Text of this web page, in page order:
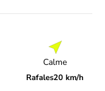
Calme
Rafales20 km/h